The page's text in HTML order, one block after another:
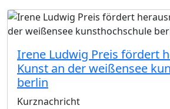
Irene Ludwig Preis fördert
Kunst an der weißensee
berlin
Kurznachricht